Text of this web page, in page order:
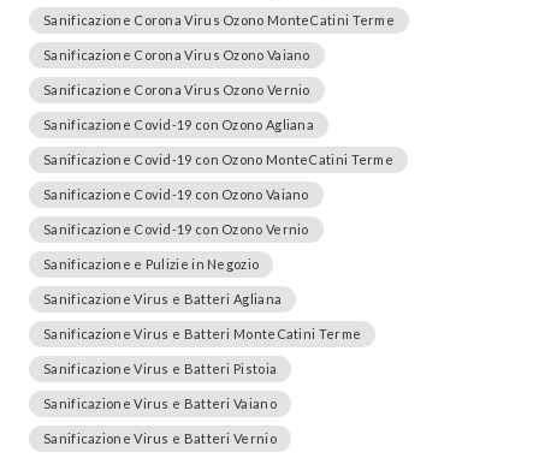
Sanificazione Corona Virus Ozono MonteCatini Terme
Sanificazione Corona Virus Ozono Vaiano
Sanificazione Corona Virus Ozono Vernio
Sanificazione Covid-19 con Ozono Agliana
Sanificazione Covid-19 con Ozono MonteCatini Terme
Sanificazione Covid-19 con Ozono Vaiano
Sanificazione Covid-19 con Ozono Vernio
Sanificazione e Pulizie in Negozio
Sanificazione Virus e Batteri Agliana
Sanificazione Virus e Batteri MonteCatini Terme
Sanificazione Virus e Batteri Pistoia
Sanificazione Virus e Batteri Vaiano
Sanificazione Virus e Batteri Vernio